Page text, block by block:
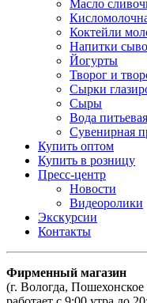
Масло
Коктейли
Напитки
Йогурты
Творог и
Сырки
Сыры
Вода питьевая
Сувенирная
Купить оптом
Купить в розницу
Пресс-центр
Новости
Видеоролики
Экскурсии
Контакты
Фирменный магазин
(г. Вологда,